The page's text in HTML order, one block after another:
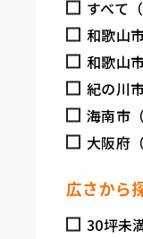
すべて（
和歌山
和歌山
紀の川
海南市（
大阪府（
広さから
30坪未